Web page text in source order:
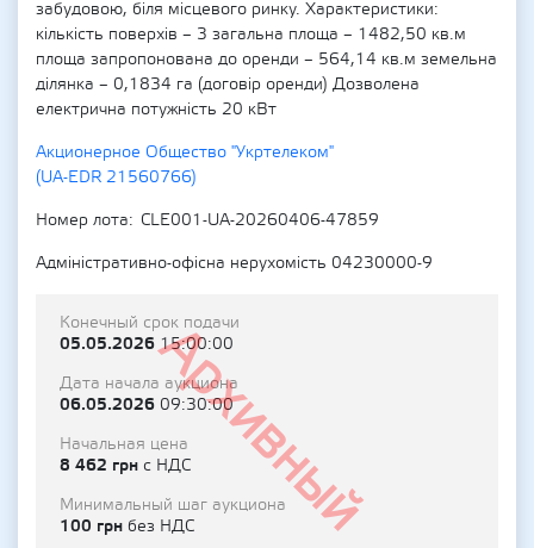
забудовою, біля місцевого ринку. Характеристики:
кількість поверхів – 3 загальна площа – 1482,50 кв.м
площа запропонована до оренди – 564,14 кв.м земельна
ділянка – 0,1834 га (договір оренди) Дозволена
електрична потужність 20 кВт
Акционерное Общество "Укртелеком"
(UA-EDR 21560766)
Номер лота
CLE001-UA-20260406-47859
Адміністративно-офісна нерухомість 04230000-9
Архивный
Конечный срок подачи
05.05.202615:00:00
Дата начала аукциона
06.05.2026 09:30:00
Начальная цена
8 462 грн с НДС
Минимальный шаг аукциона
100 грн без НДС